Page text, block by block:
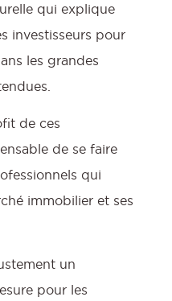
qui explique
investisseurs pour
les grandes
de ces
de se faire
qui
immobilier et ses
un
pour les